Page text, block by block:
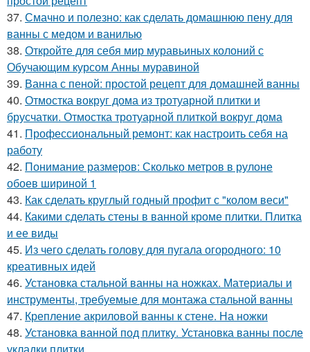
37. Смачно и полезно: как сделать домашнюю пену для
ванны с медом и ванилью
38. Откройте для себя мир муравьиных колоний с
Обучающим курсом Анны муравиной
39. Ванна с пеной: простой рецепт для домашней ванны
40. Отмостка вокруг дома из тротуарной плитки и
брусчатки. Отмостка тротуарной плиткой вокруг дома
41. Профессиональный ремонт: как настроить себя на
работу
42. Понимание размеров: Сколько метров в рулоне
обоев шириной 1
43. Как сделать круглый годный профит с "колом веси"
44. Какими сделать стены в ванной кроме плитки. Плитка
и ее виды
45. Из чего сделать голову для пугала огородного: 10
креативных идей
46. Установка стальной ванны на ножках. Материалы и
инструменты, требуемые для монтажа стальной ванны
47. Крепление акриловой ванны к стене. На ножки
48. Установка ванной под плитку. Установка ванны после